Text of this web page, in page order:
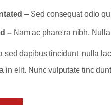
– Sed consequat odio
–Nam ac pharetra nibh.
sed dapibus tincidunt, nulla
in elit. Nunc vulputate